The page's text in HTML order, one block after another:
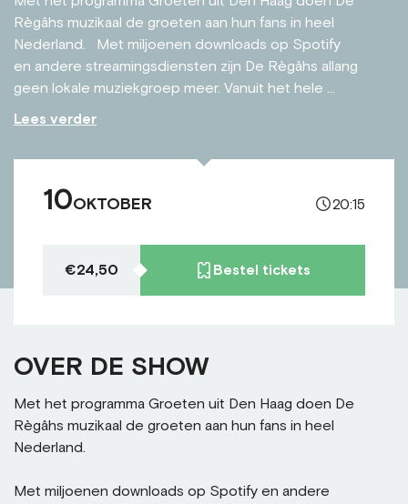
Règâhs muzikaal de groeten aan hun fans in heel
Nederland. Met miljoenen downloads op Spotify
en andere streamingsdiensten zijn De Règâhs allang
geen lokale muziekgroep meer. Vanuit het hele ...
Lees verder
10OKTOBER 20:15
€24,50 Bestel tickets
OVER DE SHOW
Met het programma Groeten uit Den Haag doen De
Règâhs muzikaal de groeten aan hun fans in heel
Nederland.
Met miljoenen downloads op Spotify en andere